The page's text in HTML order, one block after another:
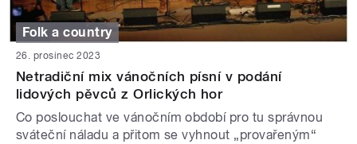
Folk a country
26. prosinec 2023
Netradiční mix vánočních písní v podání
lidových pěvců z Orlických hor
Co poslouchat ve vánočním období pro tu správnou
sváteční náladu a přitom se vyhnout „provařeným“